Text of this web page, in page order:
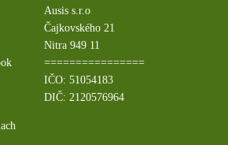
Ausis s.r.o
Čajkovského 21
Nitra 949 11
================
IČO: 51054183
DIČ: 2120576964